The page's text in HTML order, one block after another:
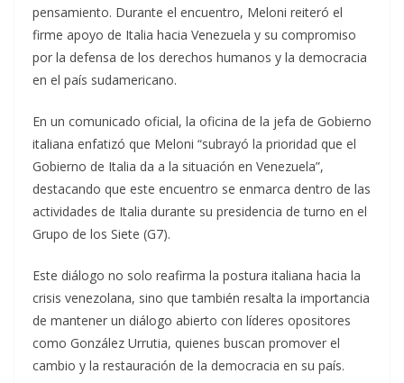
pensamiento. Durante el encuentro, Meloni reiteró el
firme apoyo de Italia hacia Venezuela y su compromiso
por la defensa de los derechos humanos y la democracia
en el país sudamericano.
En un comunicado oficial, la oficina de la jefa de Gobierno
italiana enfatizó que Meloni “subrayó la prioridad que el
Gobierno de Italia da a la situación en Venezuela”,
destacando que este encuentro se enmarca dentro de las
actividades de Italia durante su presidencia de turno en el
Grupo de los Siete (G7).
Este diálogo no solo reafirma la postura italiana hacia la
crisis venezolana, sino que también resalta la importancia
de mantener un diálogo abierto con líderes opositores
como González Urrutia, quienes buscan promover el
cambio y la restauración de la democracia en su país.